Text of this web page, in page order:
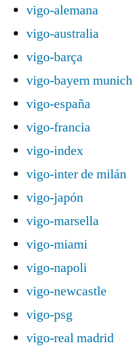
vigo-alemana
vigo-australia
vigo-barça
vigo-bayern munich
vigo-españa
vigo-francia
vigo-index
vigo-inter de milán
vigo-japón
vigo-marsella
vigo-miami
vigo-napoli
vigo-newcastle
vigo-psg
vigo-real madrid